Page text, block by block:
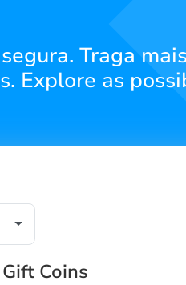
Traga
Explore as
Coins